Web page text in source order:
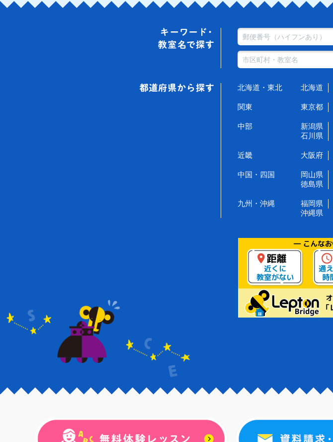
北海道・東北 北海道
関東 東京都
中部 新潟県
石川県
近畿 大阪府
中国・四国 岡山県
徳島県
九州・沖縄 福岡県
沖縄県